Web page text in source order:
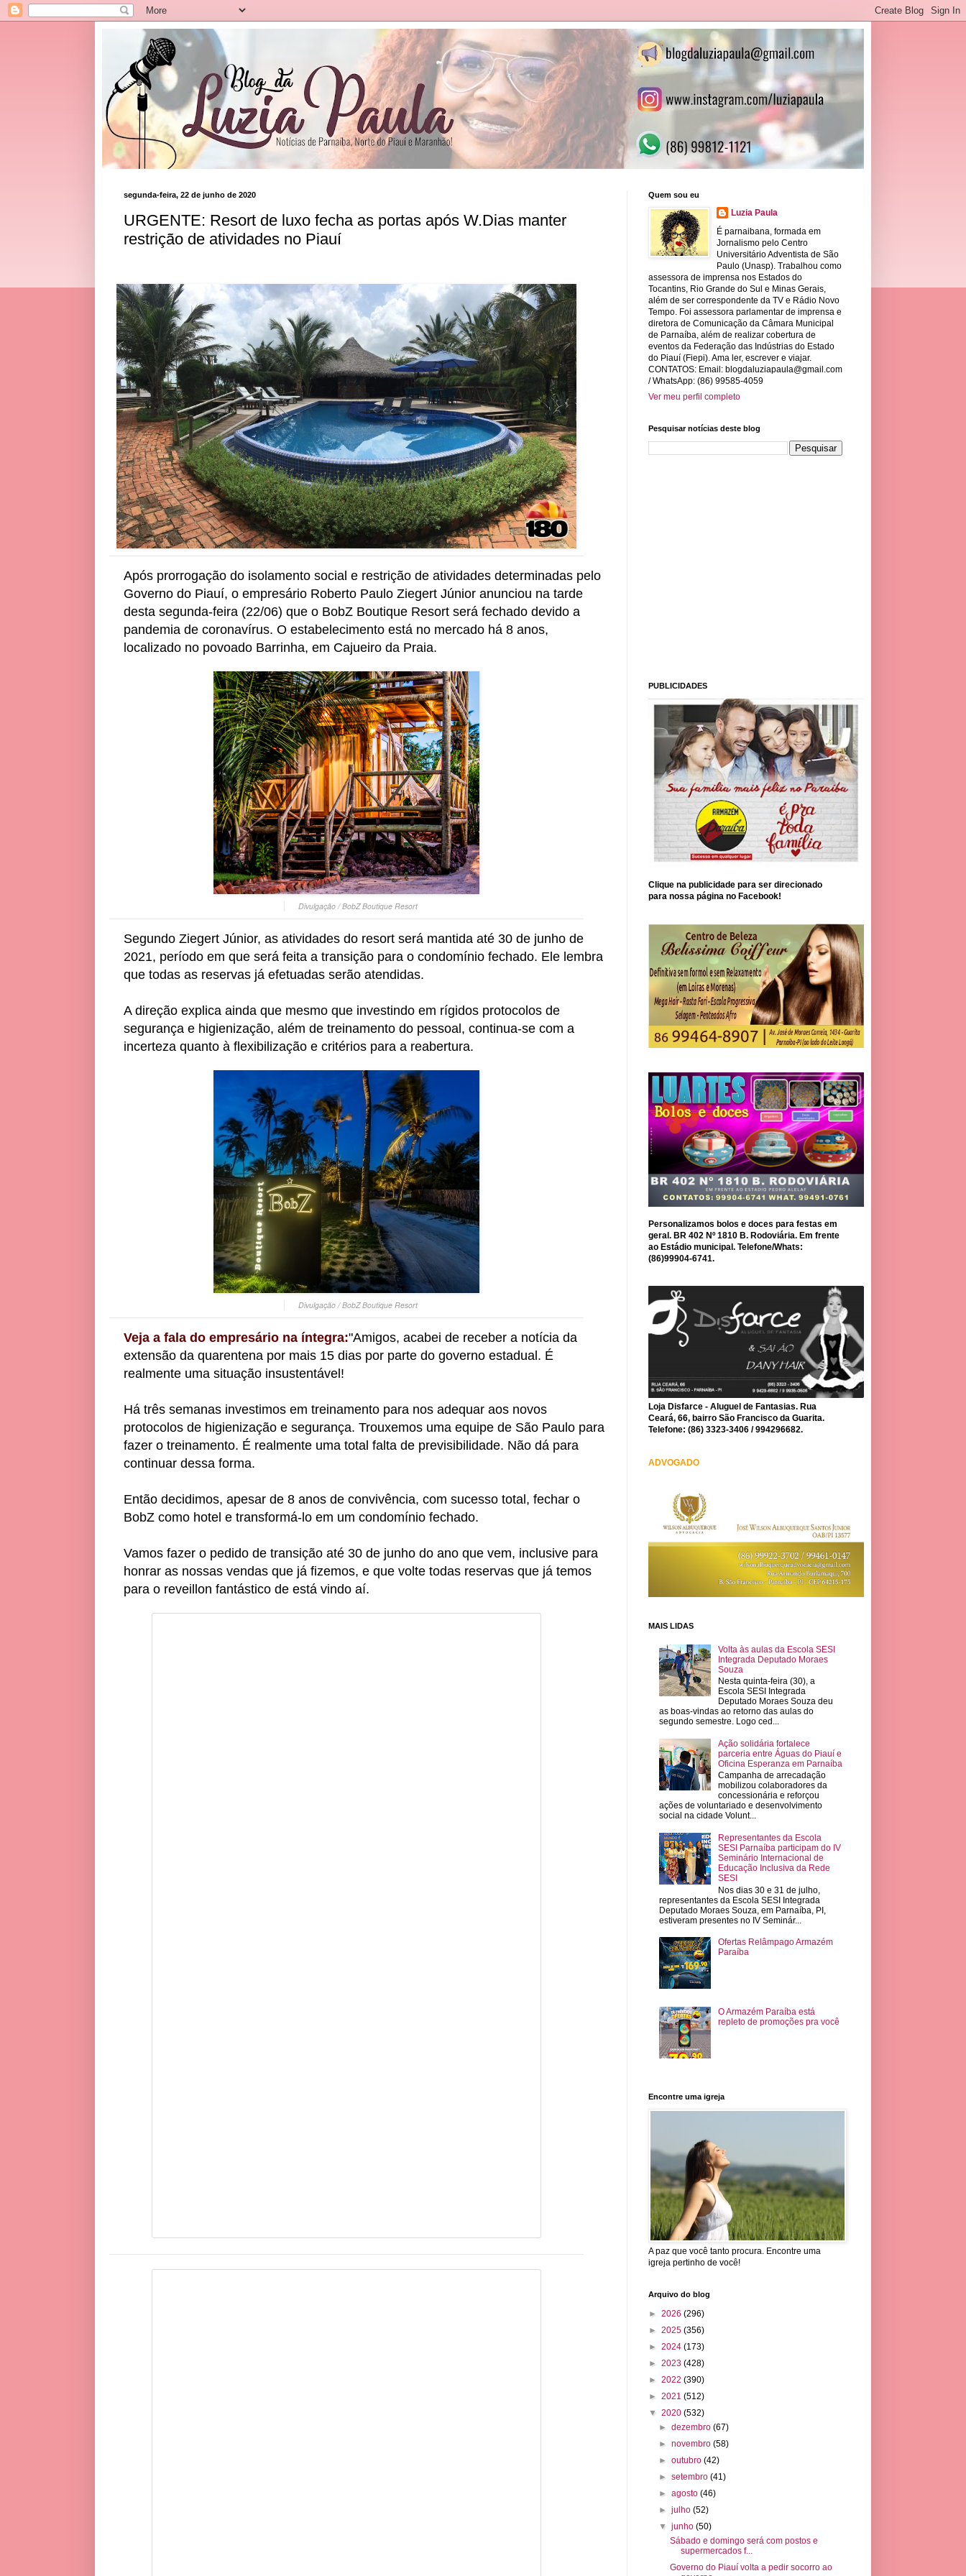
segunda-feira, 22 de junho de 2020
URGENTE: Resort de luxo fecha as portas após W.Dias manter
restrição de atividades no Piauí
Após prorrogação do isolamento social e restrição de atividades determinadas pelo
Governo do Piauí, o empresário Roberto Paulo Ziegert Júnior anunciou na tarde
desta segunda-feira (22/06) que o BobZ Boutique Resort será fechado devido a
pandemia de coronavírus. O estabelecimento está no mercado há 8 anos,
localizado no povoado Barrinha, em Cajueiro da Praia.
Divulgação / BobZ Boutique Resort
Segundo Ziegert Júnior, as atividades do resort será mantida até 30 de junho de
2021, período em que será feita a transição para o condomínio fechado. Ele lembra
que todas as reservas já efetuadas serão atendidas.
A direção explica ainda que mesmo que investindo em rígidos protocolos de
segurança e higienização, além de treinamento do pessoal, continua-se com a
incerteza quanto à flexibilização e critérios para a reabertura.
Divulgação / BobZ Boutique Resort
Veja a fala do empresário na íntegra:"Amigos, acabei de receber a notícia da
extensão da quarentena por mais 15 dias por parte do governo estadual. É
realmente uma situação insustentável!
Há três semanas investimos em treinamento para nos adequar aos novos
protocolos de higienização e segurança. Trouxemos uma equipe de São Paulo para
fazer o treinamento. É realmente uma total falta de previsibilidade. Não dá para
continuar dessa forma.
Então decidimos, apesar de 8 anos de convivência, com sucesso total, fechar o
BobZ como hotel e transformá-lo em um condomínio fechado.
Vamos fazer o pedido de transição até 30 de junho do ano que vem, inclusive para
honrar as nossas vendas que já fizemos, e que volte todas reservas que já temos
para o reveillon fantástico de está vindo aí.
Quem sou eu
Luzia Paula
É parnaibana, formada em
Jornalismo pelo Centro
Universitário Adventista de São
Paulo (Unasp). Trabalhou como
assessora de imprensa nos Estados do
Tocantins, Rio Grande do Sul e Minas Gerais,
além de ser correspondente da TV e Rádio Novo
Tempo. Foi assessora parlamentar de imprensa e
diretora de Comunicação da Câmara Municipal
de Parnaíba, além de realizar cobertura de
eventos da Federação das Indústrias do Estado
do Piauí (Fiepi). Ama ler, escrever e viajar.
CONTATOS: Email: blogdaluziapaula@gmail.com
/ WhatsApp: (86) 99585-4059
Ver meu perfil completo
Pesquisar notícias deste blog
PUBLICIDADES
Clique na publicidade para ser direcionado
para nossa página no Facebook!
Personalizamos bolos e doces para festas em
geral. BR 402 Nº 1810 B. Rodoviária. Em frente
ao Estádio municipal. Telefone/Whats:
(86)99904-6741.
Loja Disfarce - Aluguel de Fantasias. Rua
Ceará, 66, bairro São Francisco da Guarita.
Telefone: (86) 3323-3406 / 994296682.
ADVOGADO
MAIS LIDAS
Volta às aulas da Escola SESI
Integrada Deputado Moraes
Souza
Nesta quinta-feira (30), a
Escola SESI Integrada
Deputado Moraes Souza deu
as boas-vindas ao retorno das aulas do
segundo semestre. Logo ced...
Ação solidária fortalece
parceria entre Águas do Piauí e
Oficina Esperanza em Parnaíba
Campanha de arrecadação
mobilizou colaboradores da
concessionária e reforçou
ações de voluntariado e desenvolvimento
social na cidade Volunt...
Representantes da Escola
SESI Parnaíba participam do IV
Seminário Internacional de
Educação Inclusiva da Rede
SESI
Nos dias 30 e 31 de julho,
representantes da Escola SESI Integrada
Deputado Moraes Souza, em Parnaíba, PI,
estiveram presentes no IV Seminár...
Ofertas Relâmpago Armazém
Paraíba
O Armazém Paraíba está
repleto de promoções pra você
Encontre uma igreja
A paz que você tanto procura. Encontre uma
igreja pertinho de você!
Arquivo do blog
► 2026 (296)
► 2025 (356)
► 2024 (173)
► 2023 (428)
► 2022 (390)
► 2021 (512)
▼ 2020 (532)
►dezembro(67)
►novembro(58)
►outubro(42)
►setembro(41)
►agosto(46)
►julho(52)
▼junho(50)
Sábado e domingo será com postos e
supermercados f...
Governo do Piauí volta a pedir socorro ao